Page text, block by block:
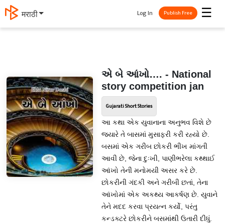
मराठी ☰
Log In Publish Free
એ બે આંખો…. - National
story competition jan
Gujarati Short Stories
આ કથા એક યુવાનાના અનુભવ વિશે છે
જ્યારે તે બાસમાં મુસાફરી કરી રહ્યો છે.
બસમાં એક ગરીબ છોકરી ભીખ માંગતી
આવી છે, જેના દુઃખી, પાણીભરેલા કથ્થાઈ
આંખો તેની મનોમયી અસર કરે છે.
છોકરીની ગંદકી અને ગરીબી છતાં, તેના
આંખોમાં એક અકથ્ય આકર્ષણ છે. યુવાને
તેને મદદ કરવા પ્રયત્ન કર્યો, પરંતુ
કન્ડક્ટરે છોકરીને બસમાંથી ઉતારી દીધું.